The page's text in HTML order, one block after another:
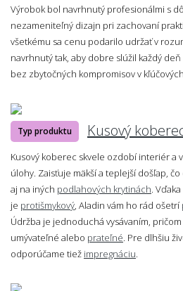
Výrobok bol navrhnutý profesionálmi s
nezameniteľný dizajn pri zachovaní
všetkému sa cenu podarilo udržať v
navrhnutý tak, aby dobre slúžil každý
bez zbytočných kompromisov v
Typ produktu Kusový
Kusový koberec skvele ozdobí interiér a
úlohy. Zaisťuje mäkší a teplejší došľap,
aj na iných podlahových krytinách .
je protišmykový , Aladin vám ho rád ošetrí
Údržba je jednoduchá vysávaním,
umývateľné alebo prateľné . Pre dlhšiu
odporúčame tiež impregnáciu